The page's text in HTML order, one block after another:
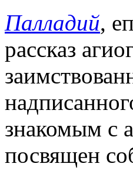
Палладий,
рассказ
знакомым с
посвящен